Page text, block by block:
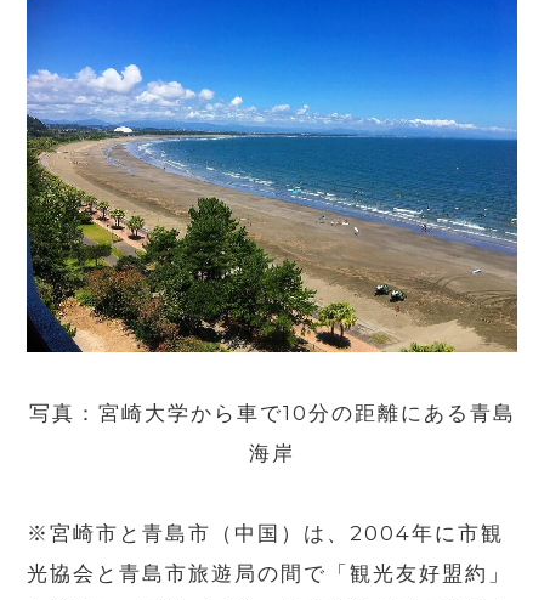
写真：宮崎大学から車で10分の距離にある青島
海岸
※宮崎市と青島市（中国）は、2004年に市観
光協会と青島市旅遊局の間で「観光友好盟約」